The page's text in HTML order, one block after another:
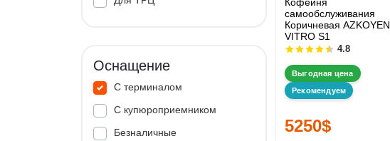
Оснащение
С терминалом
С купюроприемником
Безналичные
самообслуживания
Коричневая AZKOYEN
VITRO S1
4.8
Выгодная цена
Рекомендуем
5250$